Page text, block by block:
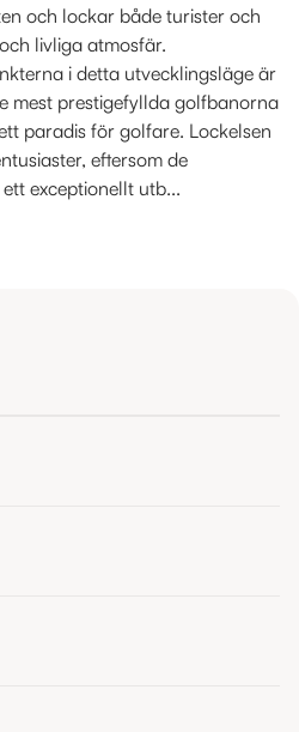
och lockar både turister och
livliga atmosfär.
i detta utvecklingsläge är
mest prestigefyllda golfbanorna
paradis för golfare. Lockelsen
eftersom de
exceptionellt utb...